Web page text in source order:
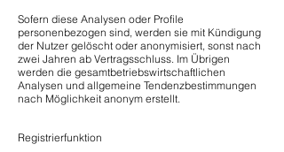
Sofern diese Analysen oder Profile
personenbezogen sind, werden sie mit Kündigung
der Nutzer gelöscht oder anonymisiert, sonst nach
zwei Jahren ab Vertragsschluss. Im Übrigen
werden die gesamtbetriebswirtschaftlichen
Analysen und allgemeine Tendenzbestimmungen
nach Möglichkeit anonym erstellt.
Registrierfunktion